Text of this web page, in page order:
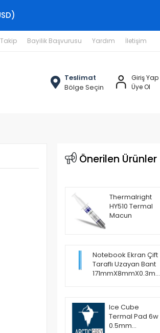
Bayilik Başvurusu Yardım İletişim
Teslimat
Bölge Seçin
Giriş Yap
Üye Ol
Önerilen Ürünler
Thermalright
HY510 Termal
Macun
Notebook Ekran Çift
Taraflı Uzayan Bant
171mmX8mmX0.3mm
Ice Cube
Termal Pad 6w
0.5mm